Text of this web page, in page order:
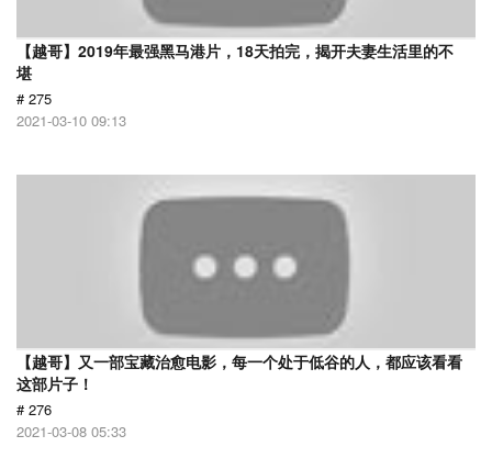
【越哥】2019年最强黑马港片，18天拍完，揭开夫妻生活里的不
堪
# 275
2021-03-10 09:13
【越哥】又一部宝藏治愈电影，每一个处于低谷的人，都应该看看
这部片子！
# 276
2021-03-08 05:33